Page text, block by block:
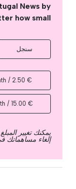
News by
how small
سنجل
€ 2.50 / month
€ 15.00 / month
يمكنك تغيير
إلغاء